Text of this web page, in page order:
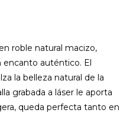
roble natural macizo,
encanto auténtico. El
la belleza natural de la
grabada a láser le aporta
queda perfecta tanto en